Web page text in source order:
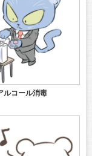
ルコール消毒